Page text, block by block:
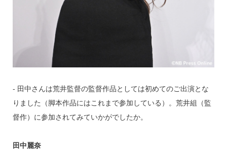
‐ 田中さんは荒井監督の監督作品としては初めてのご出演とな
りました（脚本作品にはこれまで参加している）。荒井組（監
督作）に参加されてみていかがでしたか。
田中麗奈